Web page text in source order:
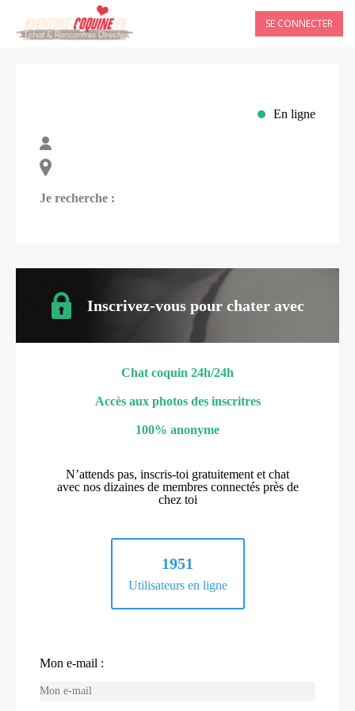
SE CONNECTER
En ligne
Je recherche :
Inscrivez-vous pour chater avec
Chat coquin 24h/24h
Accès aux photos des inscritres
100% anonyme
N’attends pas, inscris-toi gratuitement et chat
avec nos dizaines de membres connectés près de
chez toi
1951
Utilisateurs en ligne
Mon e-mail :